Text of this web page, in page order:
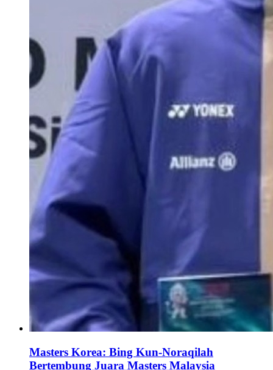
Masters Korea: Bing Kun-Noraqilah
Bertembung Juara Masters Malaysia